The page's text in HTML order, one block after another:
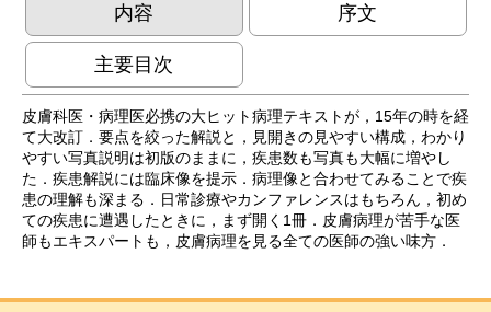
内容 序文
主要目次
皮膚科医・病理医必携の大ヒット病理テキストが，15年の時を経
て大改訂．要点を絞った解説と，見開きの見やすい構成，わかり
やすい写真説明は初版のままに，疾患数も写真も大幅に増やし
た．疾患解説には臨床像を提示．病理像と合わせてみることで疾
患の理解も深まる．日常診療やカンファレンスはもちろん，初め
ての疾患に遭遇したときに，まず開く1冊．皮膚病理が苦手な医
師もエキスパートも，皮膚病理を見る全ての医師の強い味方．